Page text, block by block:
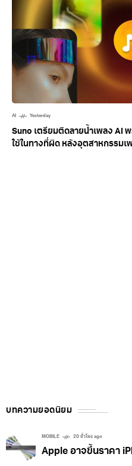
AI Yesterday
Suno เตรียมติดลายน้ำเพลง AI
ใช้ในทางที่ผิด หลังอุตสาหกรรม
บทความยอดนิยม
MOBILE 20 ชั่วโมง ago
Apple อาจขึ้นราคา